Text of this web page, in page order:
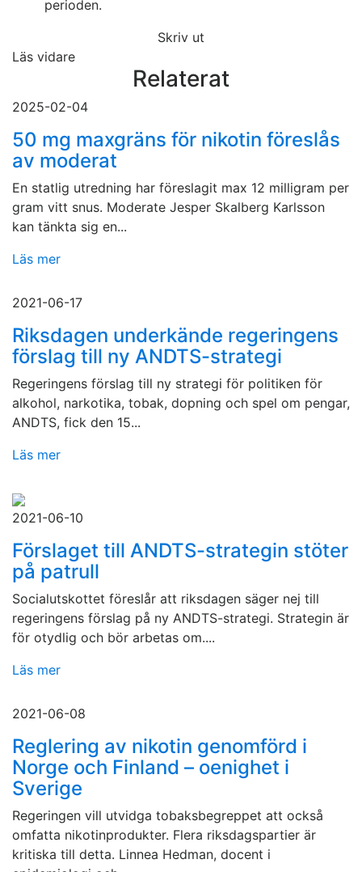
perioden.
Skriv ut
Läs vidare
Relaterat
2025-02-04
50 mg maxgräns för nikotin föreslås
av moderat
En statlig utredning har föreslagit max 12 milligram per
gram vitt snus. Moderate Jesper Skalberg Karlsson
kan tänkta sig en...
Läs mer
2021-06-17
Riksdagen underkände regeringens
förslag till ny ANDTS-strategi
Regeringens förslag till ny strategi för politiken för
alkohol, narkotika, tobak, dopning och spel om pengar,
ANDTS, fick den 15...
Läs mer
2021-06-10
Förslaget till ANDTS-strategin stöter
på patrull
Socialutskottet föreslår att riksdagen säger nej till
regeringens förslag på ny ANDTS-strategi. Strategin är
för otydlig och bör arbetas om....
Läs mer
2021-06-08
Reglering av nikotin genomförd i
Norge och Finland – oenighet i
Sverige
Regeringen vill utvidga tobaksbegreppet att också
omfatta nikotinprodukter. Flera riksdagspartier är
kritiska till detta. Linnea Hedman, docent i